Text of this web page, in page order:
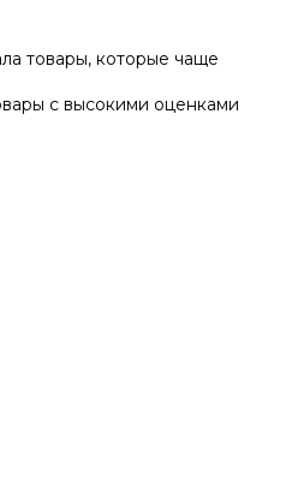
товары, которые чаще
с высокими оценками